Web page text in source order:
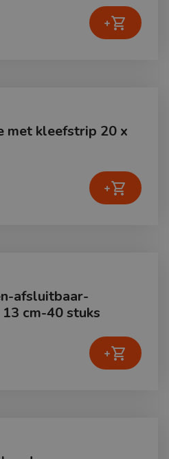
+shopping_cart
met kleefstrip 20 x
+shopping_cart
afsluitbaar-
cm-40 stuks
+shopping_cart